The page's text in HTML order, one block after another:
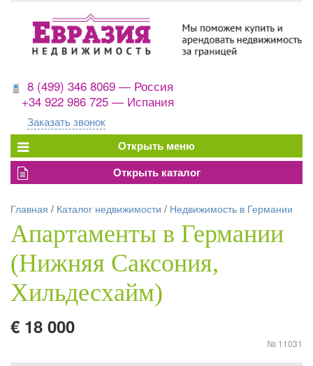
8 (499) 346 8069 — Россия
+34 922 986 725 — Испания
Заказать звонок
Главная / Каталог недвижимости / Недвижимость в Германии
Апартаменты в Германии
(Нижняя Саксония,
Хильдесхайм)
€ 18 000
№ 11031